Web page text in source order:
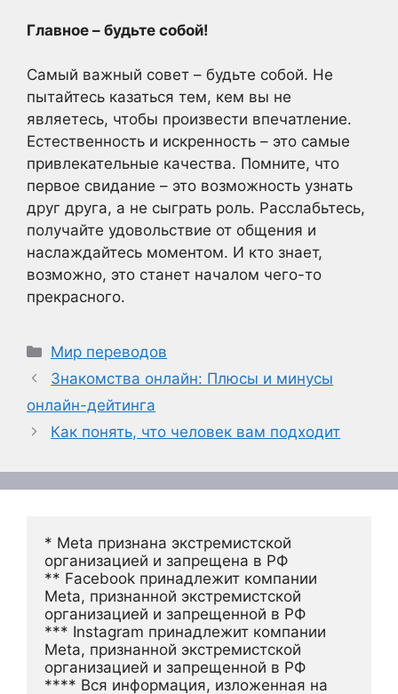
Главное – будьте собой!
Самый важный совет – будьте собой. Не
пытайтесь казаться тем, кем вы не
являетесь, чтобы произвести впечатление.
Естественность и искренность – это самые
привлекательные качества. Помните, что
первое свидание – это возможность узнать
друг друга, а не сыграть роль. Расслабьтесь,
получайте удовольствие от общения и
наслаждайтесь моментом. И кто знает,
возможно, это станет началом чего-то
прекрасного.
Рубрики
Мир переводов
Знакомства онлайн: Плюсы и минусы
онлайн-дейтинга
Как понять, что человек вам подходит
* Meta признана экстремистской
организацией и запрещена в РФ
** Facebook принадлежит компании
Meta, признанной экстремистской
организацией и запрещенной в РФ
*** Instagram принадлежит компании
Meta, признанной экстремистской
организацией и запрещенной в РФ
**** Вся информация, изложенная на